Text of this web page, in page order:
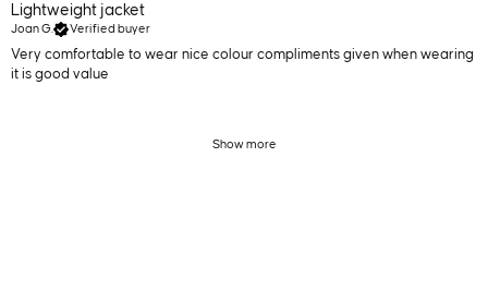
Lightweight jacket
Joan G. Verified buyer
Very comfortable to wear nice colour compliments given when wearing
it is good value
Show more